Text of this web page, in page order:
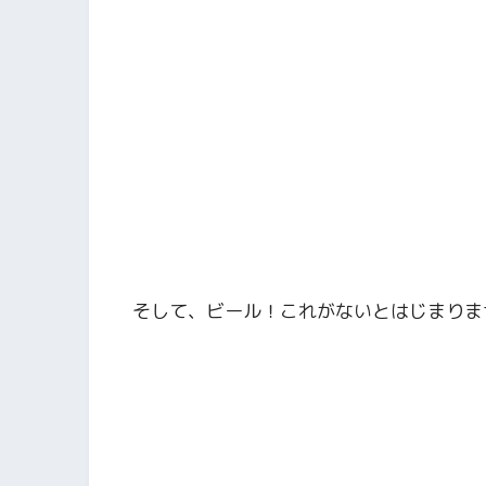
そして、ビール！これがないとはじまり